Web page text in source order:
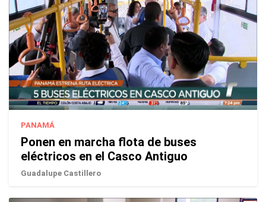
PANAMÁ
Ponen en marcha flota de buses
eléctricos en el Casco Antiguo
Guadalupe Castillero